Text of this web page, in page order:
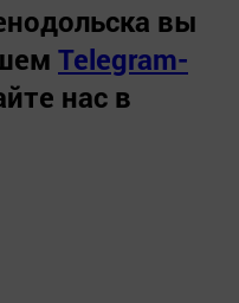
вы
Telegram-
нас в